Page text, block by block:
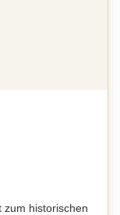
zum historischen